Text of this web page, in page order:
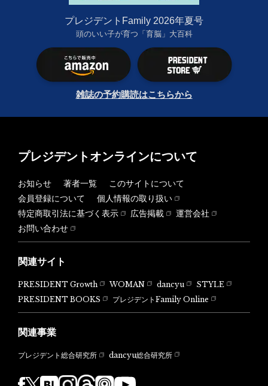
プレジデントFamily 2026年夏号
頭のいい子が育つ「育脳」大百科
雑誌の予約購読はこちらから
プレジデントオンラインについて
お知らせ 著者一覧
このサイトについて
会員登録について
個人情報の取り扱い
特定商取引法に基づく表示
広告掲載
運営会社
お問い合わせ
関連サイト
PRESIDENT Growth WOMAN dancyu
STYLE
PRESIDENT BOOKS
プレジデントFamily Online
関連事業
プレジデント総合研究所 dancyu総合研究所